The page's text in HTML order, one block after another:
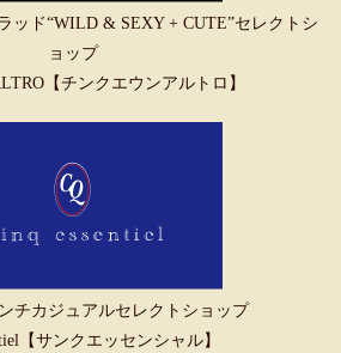
ッド“WILD & SEXY + CUTE”セレクトシ
ョップ
【チンクエウンアルトロ】
チカジュアルセレクトショップ
【サンクエッセンシャル】